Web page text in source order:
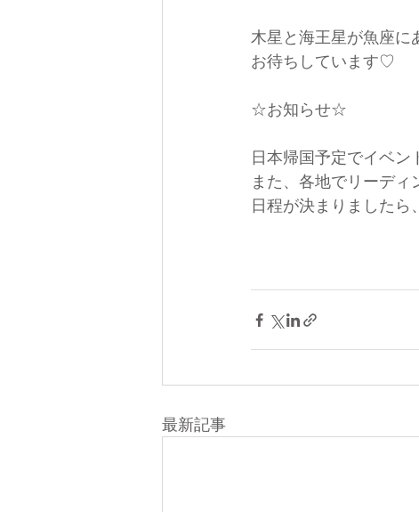
木星と海王星が魚座に
お待ちしています♡
☆お知らせ☆
日本帰国予定でイベン
また、各地でリーディ
日程が決まりましたら
最新記事